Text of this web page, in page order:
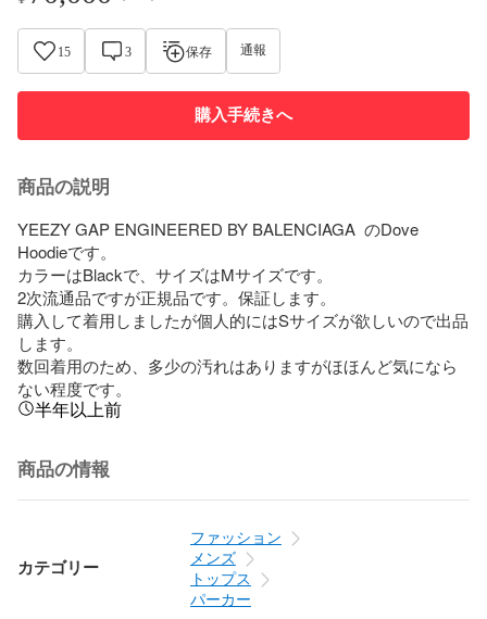
15 3 保存 通報
購入手続きへ
商品の説明
YEEZY GAP ENGINEERED BY BALENCIAGA  のDove
Hoodieです。
カラーはBlackで、サイズはMサイズです。
2次流通品ですが正規品です。保証します。
購入して着用しましたが個人的にはSサイズが欲しいので出品
します。
数回着用のため、多少の汚れはありますがほほんど気になら
ない程度です。
半年以上前
商品の情報
カテゴリー
ファッション
メンズ
トップス
パーカー